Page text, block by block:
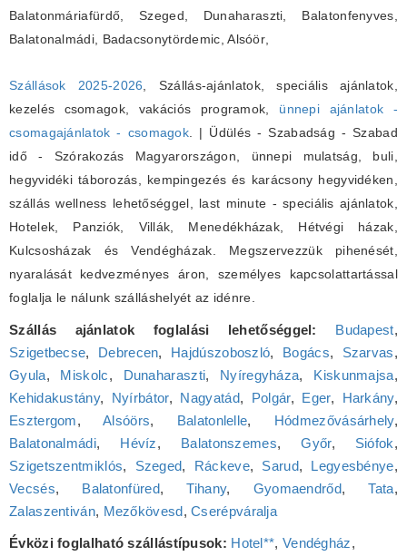
Balatonmáriafürdő, Szeged, Dunaharaszti, Balatonfenyves,
Balatonalmádi, Badacsonytördemic, Alsóör
Szállások 2025-2026 , Szállás-ajánlatok, speciális ajánlatok,
kezelés csomagok, vakációs programok, ünnepi ajánlatok -
csomagajánlatok - csomagok . | Üdülés - Szabadság - Szabad
idő - Szórakozás Magyarországon, ünnepi mulatság, buli,
hegyvidéki táborozás, kempingezés és karácsony hegyvidéken,
szállás wellness lehetőséggel, last minute - speciális ajánlatok,
Hotelek, Panziók, Villák, Menedékházak, Hétvégi házak,
Kulcsosházak és Vendégházak. Megszervezzük pihenését,
nyaralását kedvezményes áron, személyes kapcsolattartással
foglalja le nálunk szálláshelyét az idénre.
Szállás ajánlatok foglalási lehetőséggel: Budapest,
Szigetbecse, Debrecen, Hajdúszoboszló, Bogács, Szarvas,
Gyula, Miskolc, Dunaharaszti, Nyíregyháza, Kiskunmajsa,
Kehidakustány, Nyírbátor, Nagyatád, Polgár, Eger, Harkány,
Esztergom,Alsóörs, Balatonlelle, Hódmezővásárhely,
Balatonalmádi, Hévíz, Balatonszemes,Győr, Siófok,
Szigetszentmiklós, Szeged, Ráckeve, Sarud, Legyesbénye,
Vecsés, Balatonfüred,Tihany, Gyomaendrőd,Tata,
Zalaszentiván, Mezőkövesd,Cserépváralja
Évközi foglalható szállástípusok: Hotel**, Vendégház,